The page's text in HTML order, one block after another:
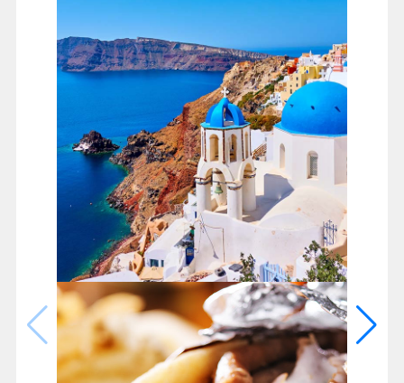
搭乘★快艇或渡輪前往愛情海最迷人的火山島聖托里尼
落大陸亞特蘭提斯
費拉是聖托里尼島上的首邑
當地人形容費拉小城成群白色的房舍，宛如盛開的水仙
花般美麗，就讓自己迷失在費拉小城狹窄的街道，穿梭